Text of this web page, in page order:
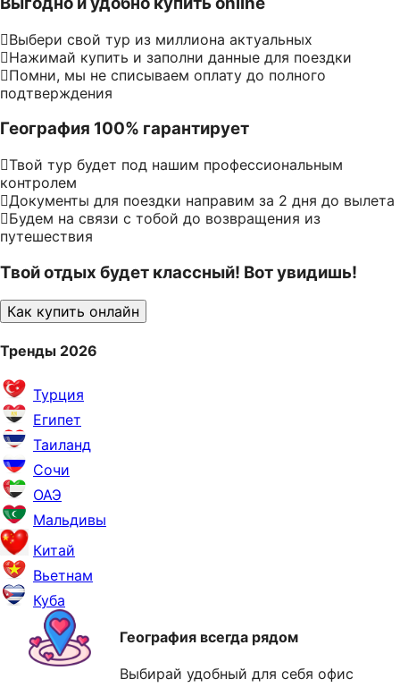
Выбери свой тур из миллиона актуальных
Нажимай купить и заполни данные для поездки
Помни, мы не списываем оплату до полного
подтверждения
География 100% гарантирует
Твой тур будет под нашим профессиональным
контролем
Документы для поездки направим за 2 дня до вылета
Будем на связи с тобой до возвращения из
путешествия
Твой отдых будет классный! Вот увидишь!
Как купить онлайн
Тренды 2026
Турция
Египет
Таиланд
Сочи
ОАЭ
Мальдивы
Китай
Вьетнам
Куба
География всегда рядом
Выбирай удобный для себя офис